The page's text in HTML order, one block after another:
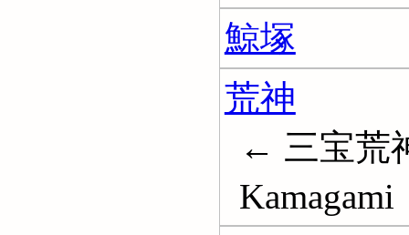
鯨塚
荒神
← 三宝荒
Kamagami